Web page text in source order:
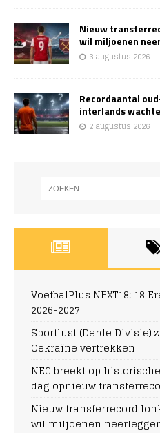
Nieuw
wil miljoenen
3 augustus 2026
Recordaantal
interlands
2 augustus 2026
VoetbalPlus NEXT18: 18
2026-2027
Sportlust (Derde Divisie)
Oekraïne vertrekken
NEC breekt op
dag opnieuw
Nieuw transferrecord
wil miljoenen